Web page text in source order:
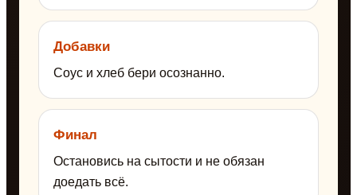
Добавки
Соус и хлеб бери осознанно.
Финал
Остановись на сытости и не обязан
доедать всё.